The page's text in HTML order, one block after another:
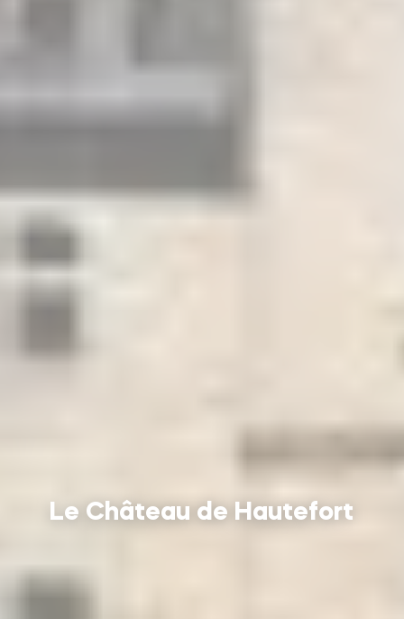
Le Château de Hautefort